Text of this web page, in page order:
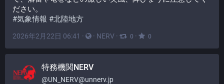
ださい。
#気象情報 #北陸地方
2026年2月22日 06:41 · · NERV · 0 · 0
特務機関NERV
@UN_NERV@unnerv.jp